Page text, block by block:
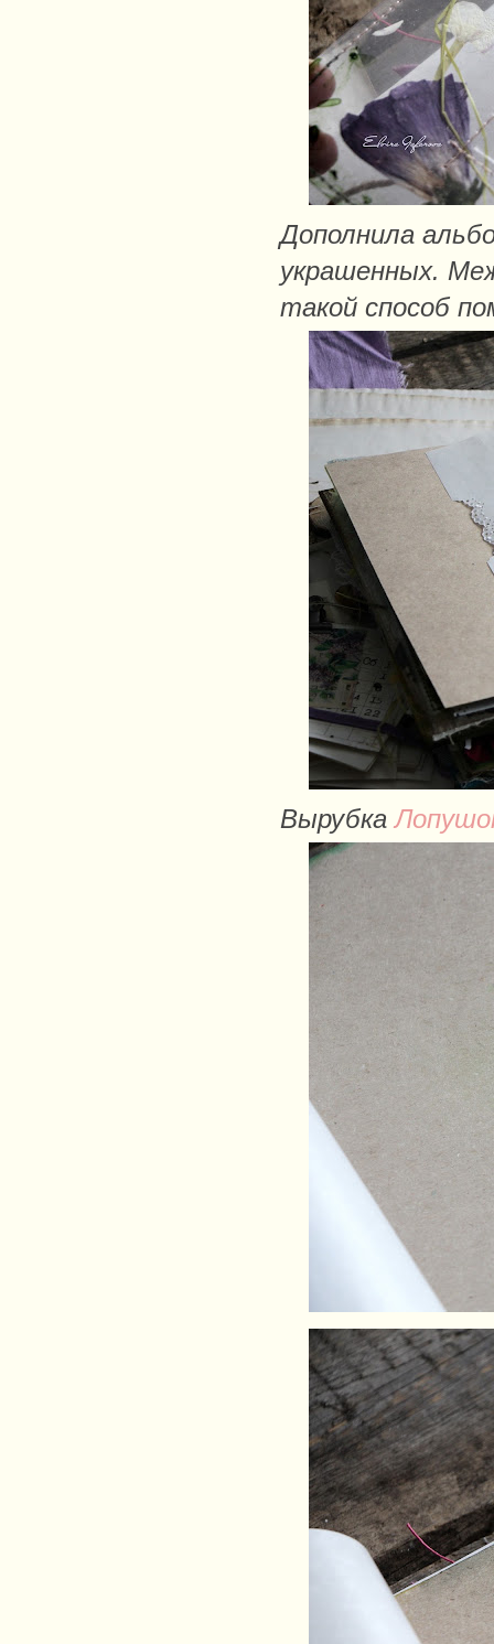
Дополнила
украшенных.
такой способ
Вырубка